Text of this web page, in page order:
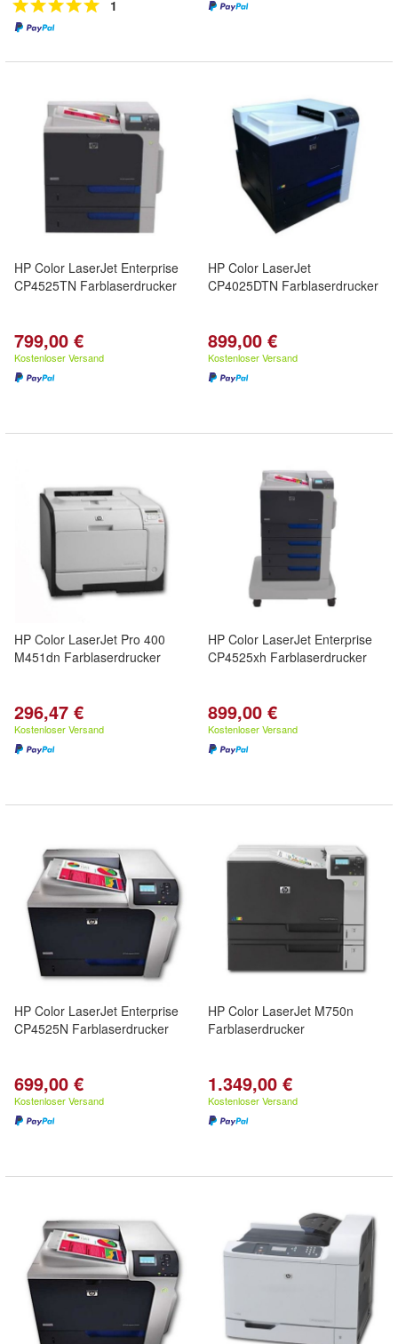
1
HP Color LaserJet Enterprise
CP4525TN Farblaserdrucker
799,00 €
Kostenloser Versand
HP Color LaserJet
CP4025DTN Farblaserdrucker
899,00 €
Kostenloser Versand
HP Color LaserJet Pro 400
M451dn Farblaserdrucker
296,47 €
Kostenloser Versand
HP Color LaserJet Enterprise
CP4525xh Farblaserdrucker
899,00 €
Kostenloser Versand
HP Color LaserJet Enterprise
CP4525N Farblaserdrucker
699,00 €
Kostenloser Versand
HP Color LaserJet M750n
Farblaserdrucker
1.349,00 €
Kostenloser Versand